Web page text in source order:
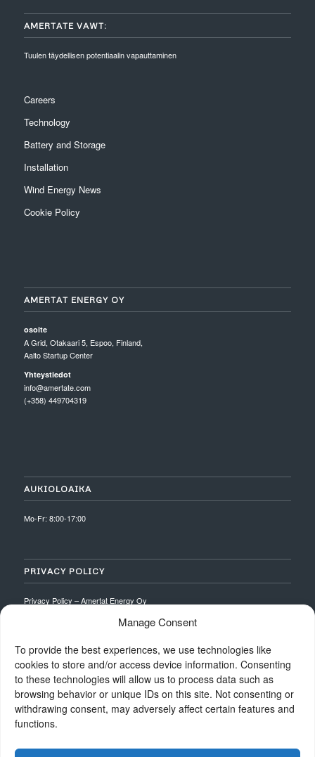
Manage Consent
To provide the best experiences, we use technologies like
cookies to store and/or access device information. Consenting
to these technologies will allow us to process data such as
browsing behavior or unique IDs on this site. Not consenting or
withdrawing consent, may adversely affect certain features and
functions.
AMERTATE VAWT:
Tuulen täydellisen potentiaalin vapauttaminen
Careers
Technology
Battery and Storage
Installation
Wind Energy News
Cookie Policy
AMERTAT ENERGY OY
osoite
A Grid, Otakaari 5, Espoo, Finland,
Aalto Startup Center
Yhteystiedot
info@amertate.com
(+358) 449704319
AUKIOLOAIKA
Mo-Fr: 8:00-17:00
PRIVACY POLICY
Privacy Policy – Amertat Energy Oy